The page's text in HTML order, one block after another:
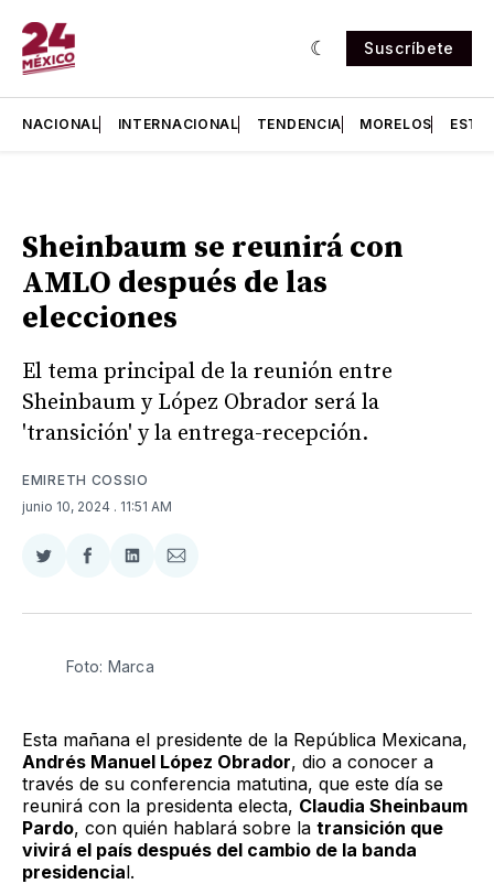
Suscríbete
NACIONAL INTERNACIONAL TENDENCIA MORELOS
Sheinbaum se reunirá con
AMLO después de las
elecciones
El tema principal de la reunión entre
Sheinbaum y López Obrador será la
'transición' y la entrega-recepción.
EMIRETH COSSIO
junio 10, 2024 . 11:51 AM
Compartir
Twitter
Compartir
Facebook
Compartir
LinkedIn
Compartir
Email
Foto: Marca
Esta mañana el presidente de la República Mexicana,
Andrés Manuel López Obrador, dio a conocer a
través de su conferencia matutina, que este día se
reunirá con la presidenta electa, Claudia Sheinbaum
Pardo, con quién hablará sobre la transición que
vivirá el país después del cambio de la banda
presidencial.